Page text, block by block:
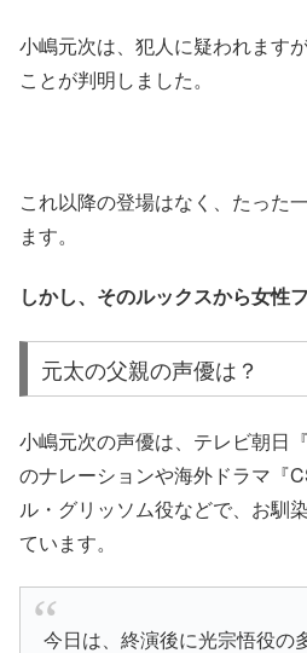
小嶋元次は、犯人に疑われます
ことが判明しました。
これ以降の登場はなく、たった
ます。
しかし、そのルックスから女性
元太の父親の声優は？
小嶋元次の声優は、テレビ朝日
のナレーションや海外ドラマ『
ル・グリッソム役などで、お馴
ています。
今日は、終演後に光宗悟役の